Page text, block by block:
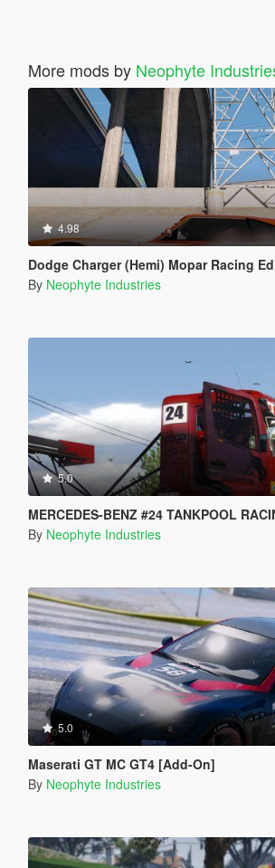
More mods by Neophyte
4.98
Dodge Charger (Hemi) Mopar Racing
By Neophyte Industries
5.0
MERCEDES-BENZ #24 TANKPOOL RACING TRUCK 2015
By Neophyte Industries
5.0
Maserati GT MC GT4 [Add-On]
By Neophyte Industries